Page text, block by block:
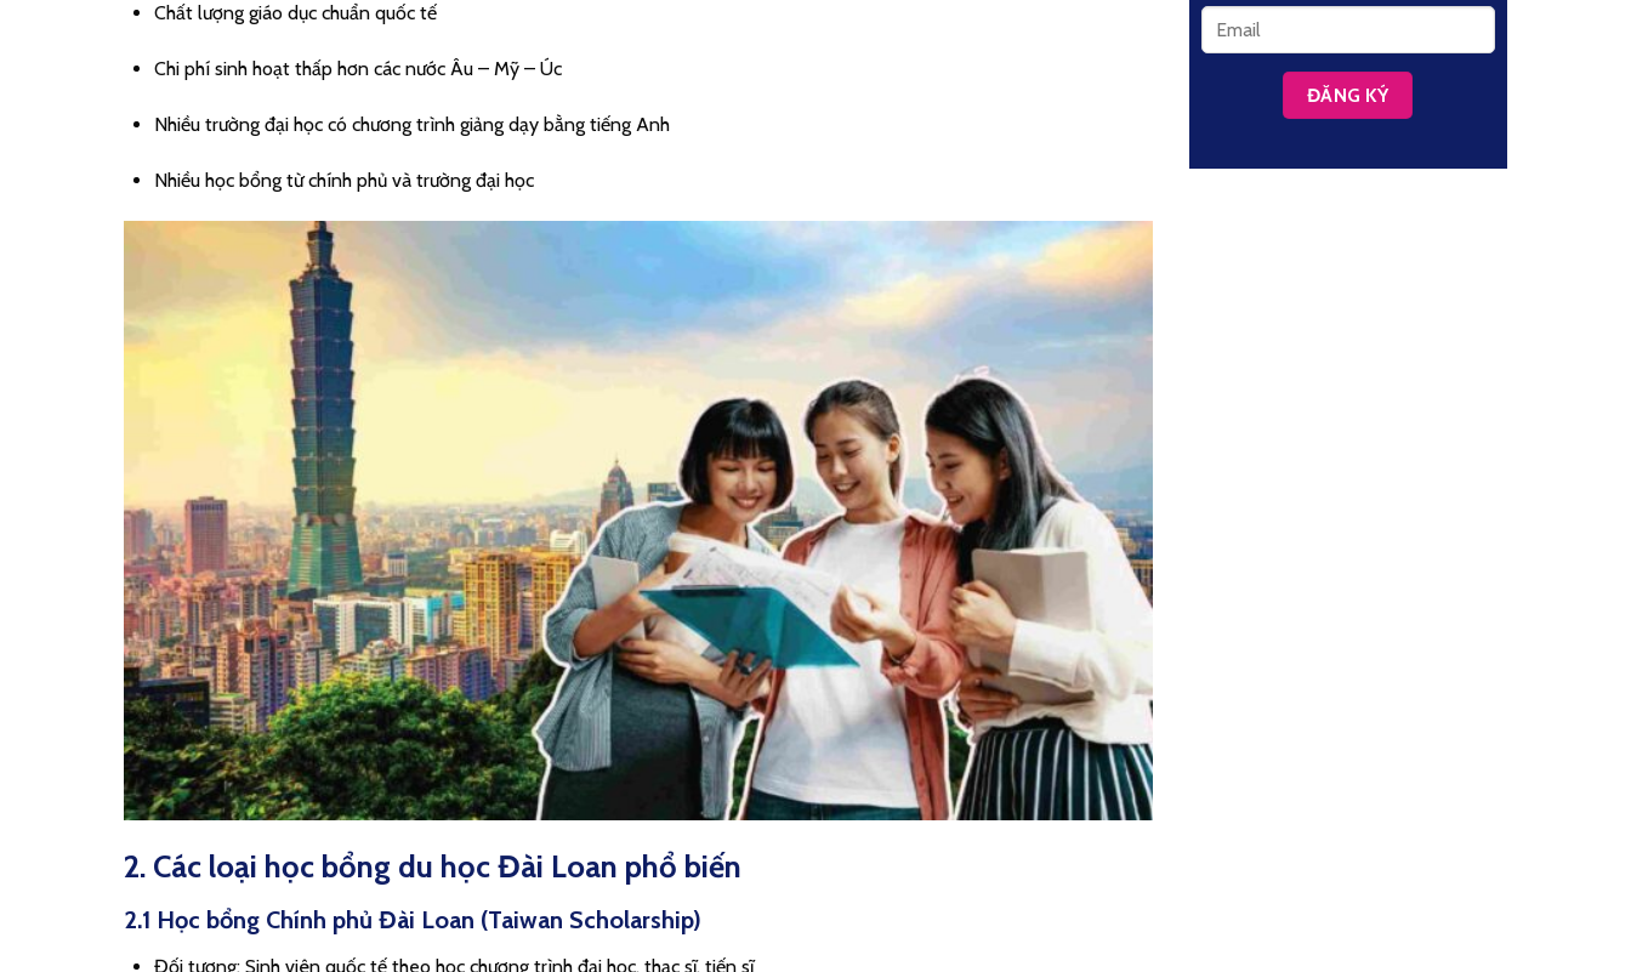
Chất lượng giáo dục chuẩn quốc tế
Chi phí sinh hoạt thấp hơn các nước Âu – Mỹ – Úc
Nhiều trường đại học có chương trình giảng dạy bằng tiếng Anh
Nhiều học bổng từ chính phủ và trường đại học
2. Các loại học bổng du học Đài Loan phổ biến
2.1 Học bổng Chính phủ Đài Loan (Taiwan Scholarship)
Đối tượng: Sinh viên quốc tế theo học chương trình đại học, thạc sĩ, tiến sĩ